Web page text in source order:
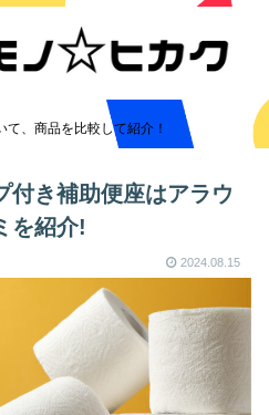
、商品を比較して紹介！
付き補助便座はアラウ
を紹介!
2024.08.15